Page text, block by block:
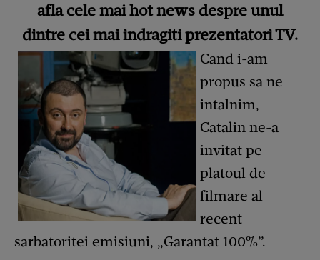
afla cele mai hot news despre unul
dintre cei mai indragiti prezentatori TV.
Cand i-am
propus sa ne
intalnim,
Catalin ne-a
invitat pe
platoul de
filmare al
recent
sarbatoritei emisiuni, „Garantat 100%”.